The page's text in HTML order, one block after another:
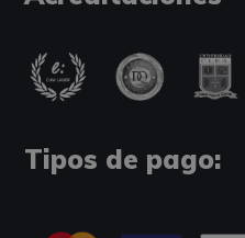
Tipos de pago: